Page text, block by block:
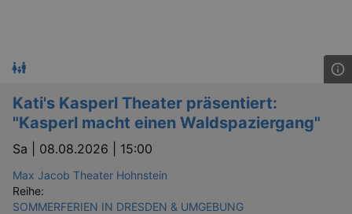
Kati's Kasperl Theater präsentiert:
"Kasperl macht einen Waldspaziergang"
Sa | 08.08.2026 | 15:00
Max Jacob Theater Hohnstein
Reihe:
SOMMERFERIEN IN DRESDEN & UMGEBUNG